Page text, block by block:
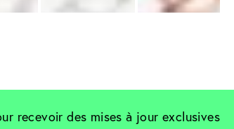
recevoir des mises à jour exclusives